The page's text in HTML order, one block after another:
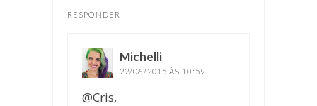
RESPONDER
Michelli
22/06/2015 ÀS 10:59
@Cris,